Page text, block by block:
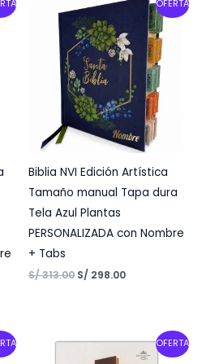
OFERTA
Biblia NVI Edición Artística
Tamaño manual Tapa dura
Tela Azul Plantas
PERSONALIZADA con Nombre
+ Tabs
S/313.00
price
was:
S/ 313.00.
S/ 298.00
price
S/ 298.00.
OFERTA
Original Current
price